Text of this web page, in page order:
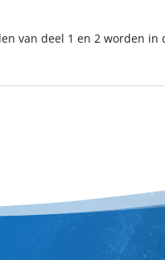
van deel 1 en 2 worden in